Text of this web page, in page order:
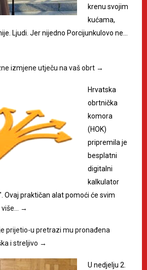
krenu svojim
kućama,
Ljudi. Jer nijedno Porcijunkulovo ne…
izmjene utječu na vaš obrt →
Hrvatska
obrtnička
komora
(HOK)
pripremila je
besplatni
digitalni
kalkulator
Ovaj praktičan alat pomoći će svim
više… →
prijetio-u pretrazi mu pronađena
i streljivo →
U nedjelju 2.